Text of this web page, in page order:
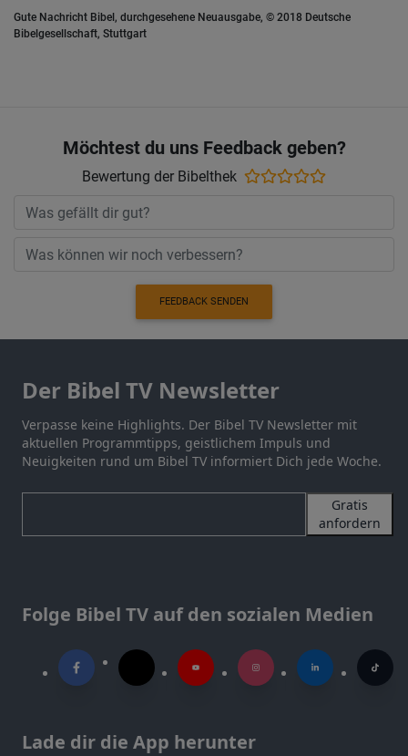
Gute Nachricht Bibel, durchgesehene Neuausgabe, © 2018 Deutsche
Bibelgesellschaft, Stuttgart
Möchtest du uns Feedback geben?
Bewertung der Bibelthek
FEEDBACK SENDEN
Der Bibel TV Newsletter
Verpasse keine Highlights. Der Bibel TV Newsletter mit
aktuellen Programmtipps, geistlichem Impuls und
Neuigkeiten rund um Bibel TV informiert Dich jede Woche.
Gratis
anfordern
Folge Bibel TV auf den sozialen Medien
Lade dir die App herunter